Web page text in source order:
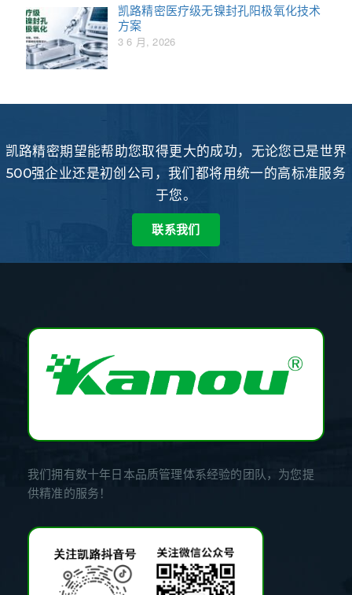
凯路精密医疗级无镍封孔阳极氧化技术
方案
3 6 月, 2026
凯路精密期望能帮助您取得更大的成功，无论您已是世界
500强企业还是初创公司，我们都将用统一的高标准服务
于您。
联系我们
我们拥有数十年日本品质管理体系经验的团队，为您提
供精准的服务！